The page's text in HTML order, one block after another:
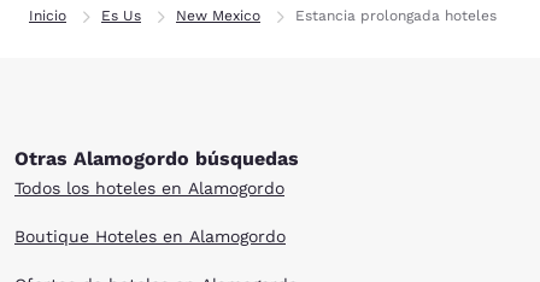
Inicio Es Us New Mexico Estancia prolongada hoteles
Otras Alamogordo búsquedas
Todos los hoteles en Alamogordo
Boutique Hoteles en Alamogordo